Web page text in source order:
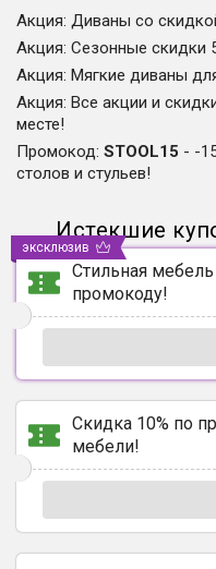
Акция: Диваны со
Акция: Сезонные скидки
Акция: Мягкие диваны
Акция: Все акции и
месте!
Промокод: STOOL15 - -
столов и стульев!
Истекшие
Стильная
промокоду!
эксклюзив
Скидка 10% по
мебели!